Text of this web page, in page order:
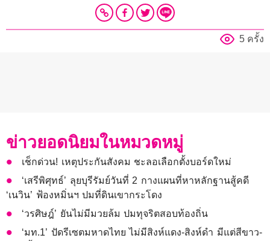
5 ครั้ง
ข่าวยอดนิยมในหมวดหมู่
เช็กด่วน! เหตุประกันสังคม ชะลอเลือกตั้งบอร์ดใหม่
‘เสรีพิศุทธ์’ ลุยบุรีรัมย์วันที่ 2 กางแผนที่หาหลักฐานสู้คดี
‘เนวิน’ ฟ้องหมิ่นฯ ปมที่ดินเขากระโดง
‘วรศิษฎ์’ ยันไม่มีมวยล้ม ปมทุจริตสอบท้องถิ่น
‘มท.1’ ปัดรีเซตมหาดไทย ไม่มีสิงห์แดง-สิงห์ดำ มีแต่สีขาว-